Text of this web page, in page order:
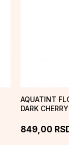
AQUATINT
DARK CHERRY
849,00